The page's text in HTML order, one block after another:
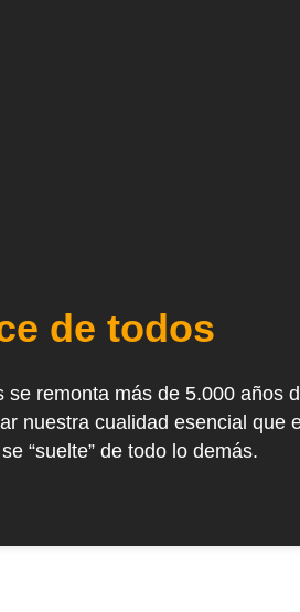
de todos
remonta más de 5.000 años
nuestra cualidad esencial que
“suelte” de todo lo demás.